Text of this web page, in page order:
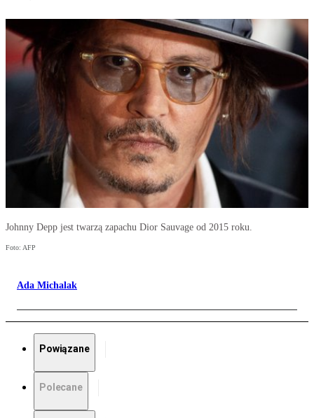
Johnny Depp jest twarzą zapachu Dior Sauvage od 2015 roku.
Foto: AFP
Ada Michalak
Powiązane
Polecane